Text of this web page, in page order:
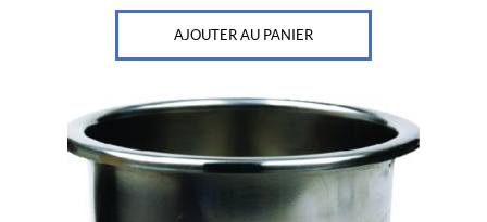
AJOUTER AU PANIER